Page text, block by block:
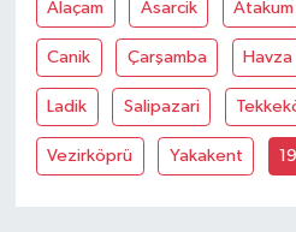
Alaçam Asarcik Atakum
Canik Çarşamba Havza
Ladik Salipazari
Vezirköprü Yakakent
OTOMOTİV
TEKNOLOJİ
YAŞAM